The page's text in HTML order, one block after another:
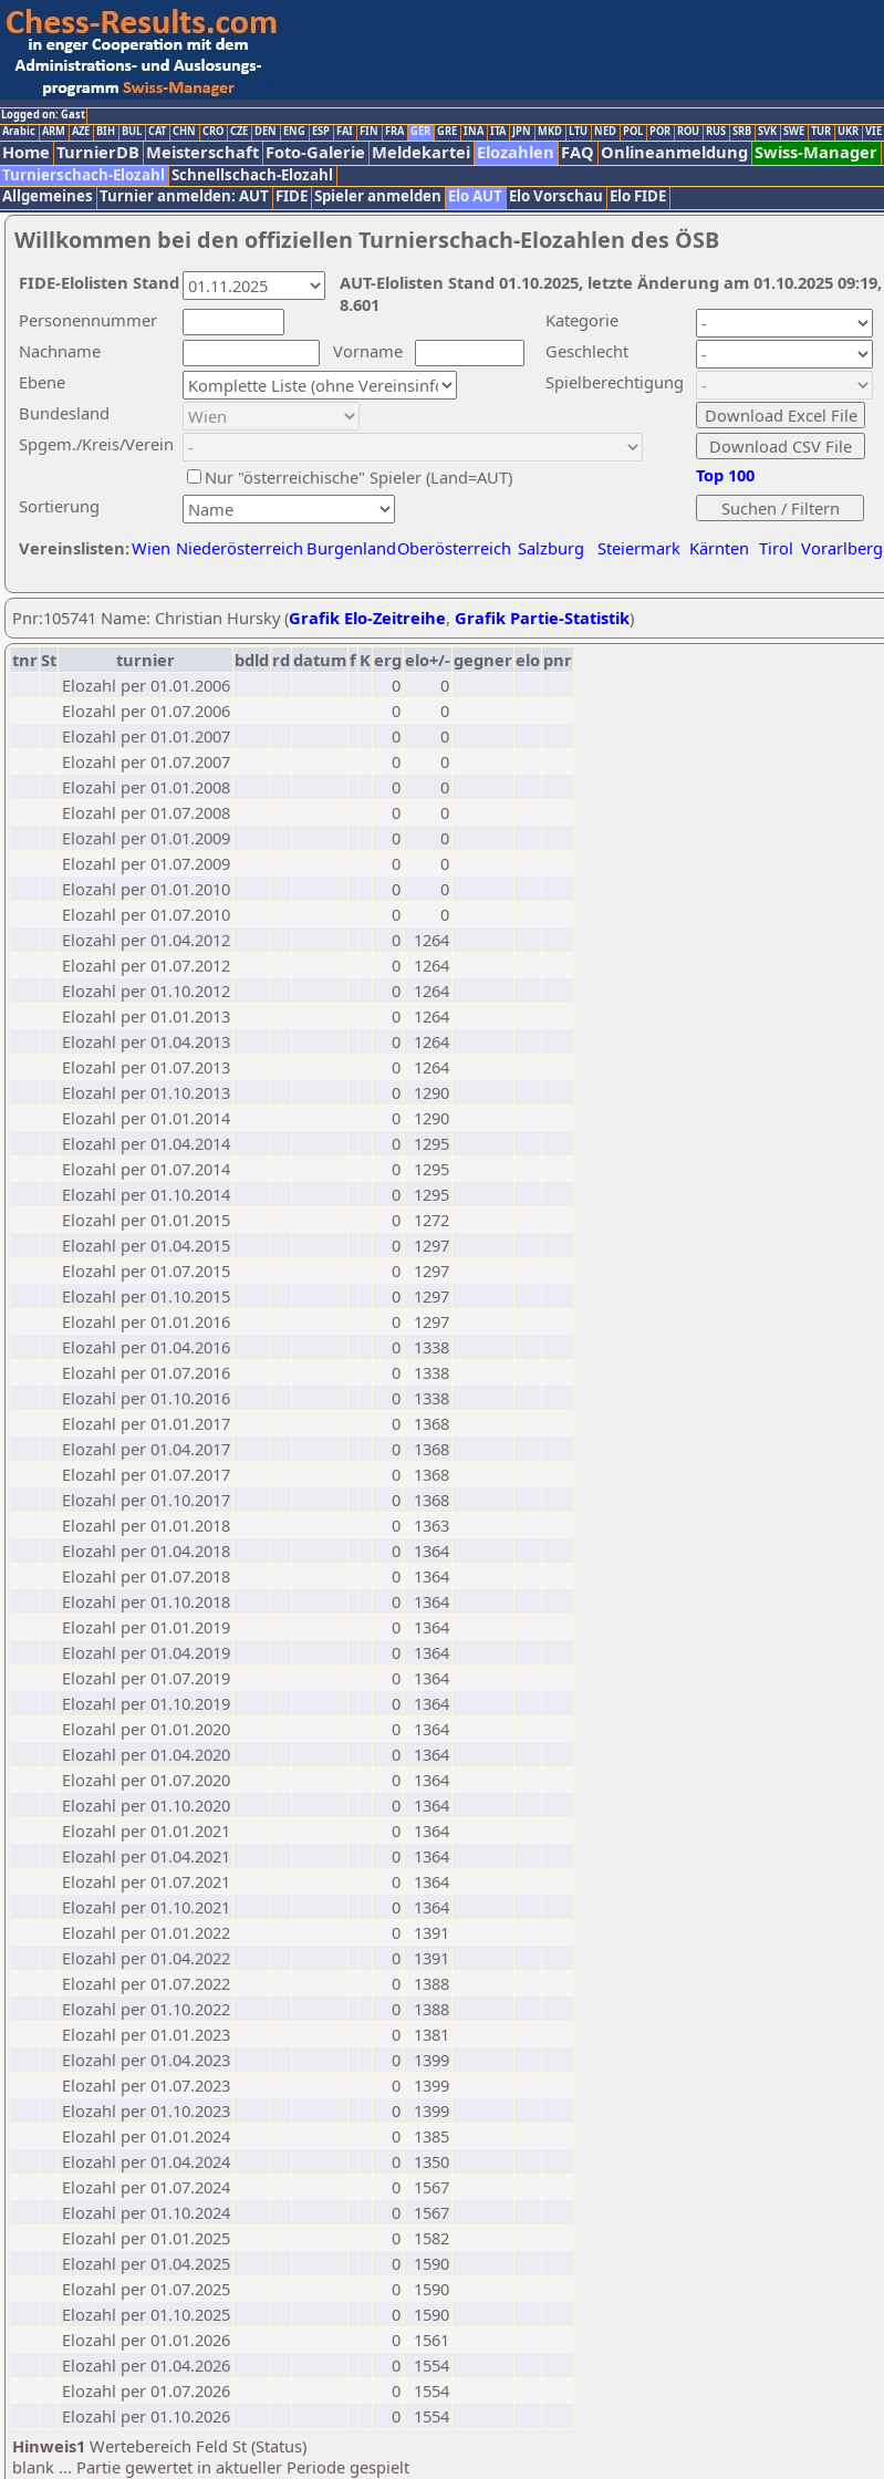
Logged on: Gast
Arabic ARM AZE BIH BUL CAT CHN CRO CZE DEN ENG ESP FAI FIN FRA GER GRE INA ITA JPN MKD LTU NED POL POR ROU RUS SRB SVK SWE TUR UKR VIE
Home TurnierDB Meisterschaft Foto-Galerie Meldekartei Elozahlen FAQ Onlineanmeldung Swiss-Manager
Turnierschach-Elozahl Schnellschach-Elozahl
Allgemeines Turnier anmelden: AUT FIDE Spieler anmelden Elo AUT Elo Vorschau Elo FIDE
Willkommen bei den offiziellen Turnierschach-Elozahlen des ÖSB
Nachname
Vorname
Ebene
Kategorie
Sortierung
Personennummer
Bundesland
Spgem./Kreis/Verein
Geschlecht
Nur "österreichische" Spieler (Land=AUT)
Spielberechtigung
Vereinslisten:Wien Niederösterreich BurgenlandOberösterreich Salzburg Steiermark Kärnten Tirol Vorarlberg
Top 100
AUT-Elolisten Stand 01.10.2025, letzte Änderung am 01.10.2025
8.601
FIDE-Elolisten Stand
Pnr:105741 Name: Christian Hursky (Grafik Elo-Zeitreihe, Grafik Partie-Statistik)
tnrSt turnier bdld rd datumf Kerg elo+/-gegnerelo pnr
Elozahl per 01.01.2006
0
0
Elozahl per 01.07.2006
0
0
Elozahl per 01.01.2007
0
0
Elozahl per 01.07.2007
0
0
Elozahl per 01.01.2008
0
0
Elozahl per 01.07.2008
0
0
Elozahl per 01.01.2009
0
0
Elozahl per 01.07.2009
0
0
Elozahl per 01.01.2010
0
0
Elozahl per 01.07.2010
0
0
Elozahl per 01.04.2012
0
1264
Elozahl per 01.07.2012
0
1264
Elozahl per 01.10.2012
0
1264
Elozahl per 01.01.2013
0
1264
Elozahl per 01.04.2013
0
1264
Elozahl per 01.07.2013
0
1264
Elozahl per 01.10.2013
0
1290
Elozahl per 01.01.2014
0
1290
Elozahl per 01.04.2014
0
1295
Elozahl per 01.07.2014
0
1295
Elozahl per 01.10.2014
0
1295
Elozahl per 01.01.2015
0
1272
Elozahl per 01.04.2015
0
1297
Elozahl per 01.07.2015
0
1297
Elozahl per 01.10.2015
0
1297
Elozahl per 01.01.2016
0
1297
Elozahl per 01.04.2016
0
1338
Elozahl per 01.07.2016
0
1338
Elozahl per 01.10.2016
0
1338
Elozahl per 01.01.2017
0
1368
Elozahl per 01.04.2017
0
1368
Elozahl per 01.07.2017
0
1368
Elozahl per 01.10.2017
0
1368
Elozahl per 01.01.2018
0
1363
Elozahl per 01.04.2018
0
1364
Elozahl per 01.07.2018
0
1364
Elozahl per 01.10.2018
0
1364
Elozahl per 01.01.2019
0
1364
Elozahl per 01.04.2019
0
1364
Elozahl per 01.07.2019
0
1364
Elozahl per 01.10.2019
0
1364
Elozahl per 01.01.2020
0
1364
Elozahl per 01.04.2020
0
1364
Elozahl per 01.07.2020
0
1364
Elozahl per 01.10.2020
0
1364
Elozahl per 01.01.2021
0
1364
Elozahl per 01.04.2021
0
1364
Elozahl per 01.07.2021
0
1364
Elozahl per 01.10.2021
0
1364
Elozahl per 01.01.2022
0
1391
Elozahl per 01.04.2022
0
1391
Elozahl per 01.07.2022
0
1388
Elozahl per 01.10.2022
0
1388
Elozahl per 01.01.2023
0
1381
Elozahl per 01.04.2023
0
1399
Elozahl per 01.07.2023
0
1399
Elozahl per 01.10.2023
0
1399
Elozahl per 01.01.2024
0
1385
Elozahl per 01.04.2024
0
1350
Elozahl per 01.07.2024
0
1567
Elozahl per 01.10.2024
0
1567
Elozahl per 01.01.2025
0
1582
Elozahl per 01.04.2025
0
1590
Elozahl per 01.07.2025
0
1590
Elozahl per 01.10.2025
0
1590
Elozahl per 01.01.2026
0
1561
Elozahl per 01.04.2026
0
1554
Elozahl per 01.07.2026
0
1554
Elozahl per 01.10.2026
0
1554
Hinweis1 Wertebereich Feld St (Status)
blank ... Partie gewertet in aktueller Periode gespielt